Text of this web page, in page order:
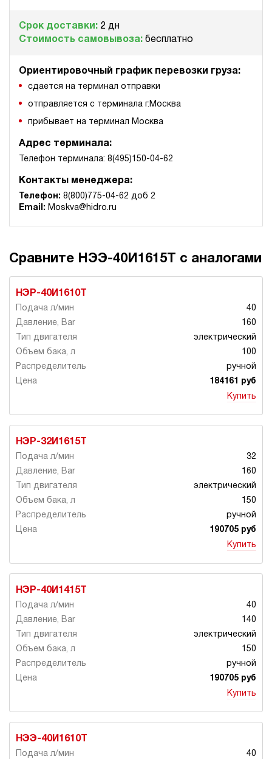
Срок доставки: 2 дн
Стоимость самовывоза: бесплатно
Ориентировочный график перевозки груза:
сдается на терминал отправки
отправляется с терминала г.Москва
прибывает на терминал Москва
Адрес терминала:
Телефон терминала: 8(495)150-04-62
Контакты менеджера:
Телефон: 8(800)775-04-62 доб 2
Email: Moskva@hidro.ru
Сравните НЭЭ-40И1615Т с аналогами
НЭР-40И1610Т
40
160
электрический
100
ручной
184161 руб
Купить
НЭР-32И1615Т
32
160
электрический
150
ручной
190705 руб
Купить
НЭР-40И1415Т
40
140
электрический
150
ручной
190705 руб
Купить
НЭЭ-40И1610Т
40